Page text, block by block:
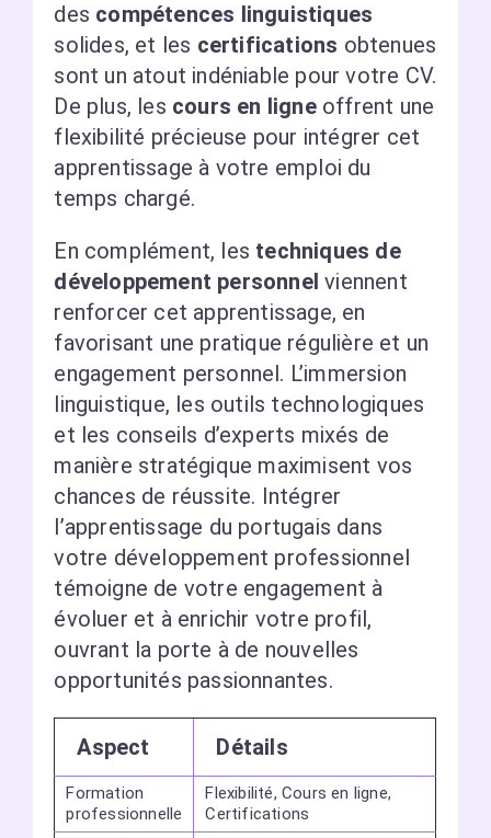
des compétences linguistiques
solides, et les certifications obtenues
sont un atout indéniable pour votre CV.
De plus, les cours en ligneoffrent une
flexibilité précieuse pour intégrer cet
apprentissage à votre emploi du
temps chargé.
En complément, les techniques de
développement personnel viennent
renforcer cet apprentissage, en
favorisant une pratique régulière et un
engagement personnel. L’immersion
linguistique, les outils technologiques
et les conseils d’experts mixés de
manière stratégique maximisent vos
chances de réussite. Intégrer
l’apprentissage du portugais dans
votre développement professionnel
témoigne de votre engagement à
évoluer et à enrichir votre profil,
ouvrant la porte à de nouvelles
opportunités passionnantes.
Aspect Détails
Formation
professionnelle
Flexibilité, Cours en ligne,
Certifications